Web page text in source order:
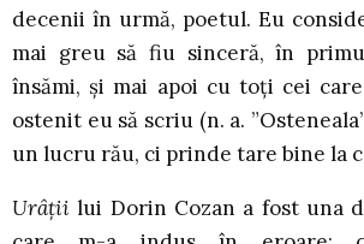
decenii în urmă, poetul. Eu
mai greu să fiu sinceră, în
însămi, și mai apoi cu toți cei
ostenit eu să scriu (n. a.
un lucru rău, ci prinde tare bine la
Urâții lui Dorin Cozan a fost una